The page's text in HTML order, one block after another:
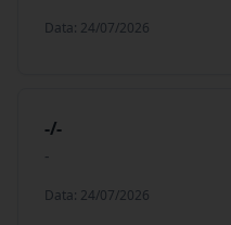
Data: 24/07/2026
-/-
-
Data: 24/07/2026